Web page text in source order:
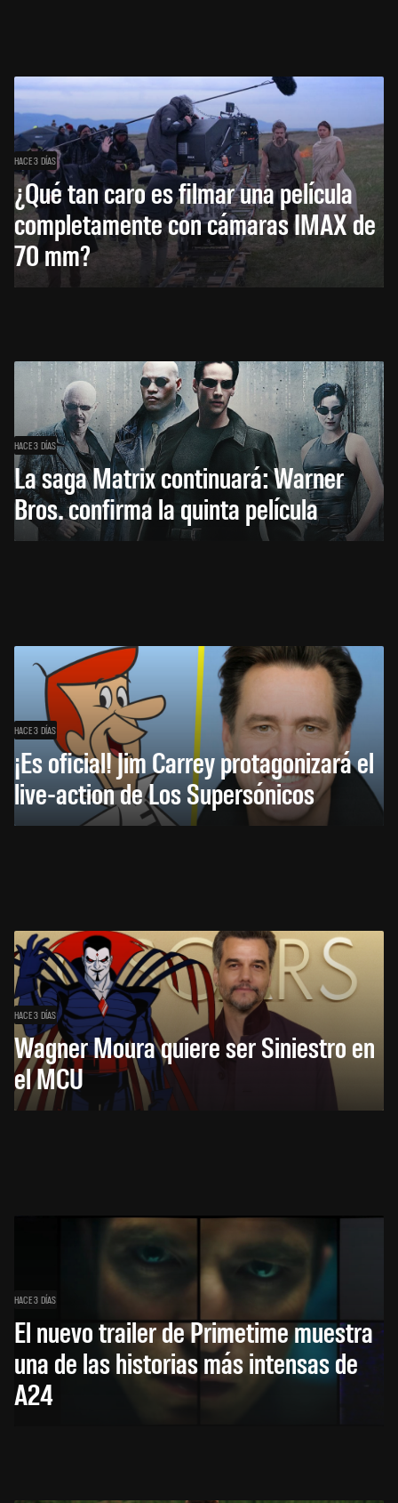
HACE 3 DÍAS
¿Qué tan caro es filmar una película
completamente con cámaras IMAX de
70 mm?
HACE 3 DÍAS
La saga Matrix continuará: Warner
Bros. confirma la quinta película
HACE 3 DÍAS
¡Es oficial! Jim Carrey protagonizará el
live-action de Los Supersónicos
HACE 3 DÍAS
Wagner Moura quiere ser Siniestro en
el MCU
HACE 3 DÍAS
El nuevo trailer de Primetime muestra
una de las historias más intensas de
A24